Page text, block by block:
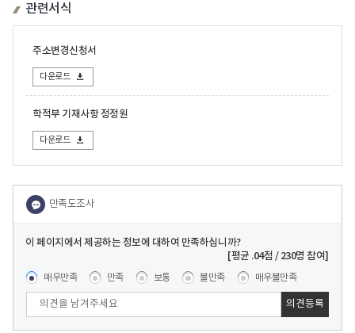
관련서식
주소변경신청서
다운로드
학적부 기재사항 정정원
다운로드
이 페이지에서 제공하는 정보에 대하여 만족하십니까?
콘텐츠 만족도 조사
[평균 .04점 / 230명 참여]
매우만족 만족 보통 불만족 매우불만족